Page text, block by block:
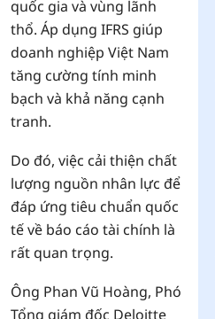
quốc gia và vùng lãnh
thổ. Áp dụng IFRS giúp
doanh nghiệp Việt Nam
tăng cường tính minh
bạch và khả năng cạnh
tranh.
Do đó, việc cải thiện chất
lượng nguồn nhân lực để
đáp ứng tiêu chuẩn quốc
tế về báo cáo tài chính là
rất quan trọng.
Ông Phan Vũ Hoàng, Phó
Tổng giám đốc Deloitte